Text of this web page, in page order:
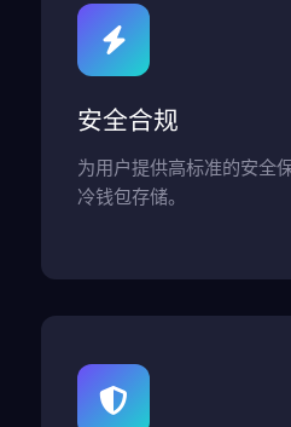
安全合规
为用户提供高标准的安全
冷钱包存储。